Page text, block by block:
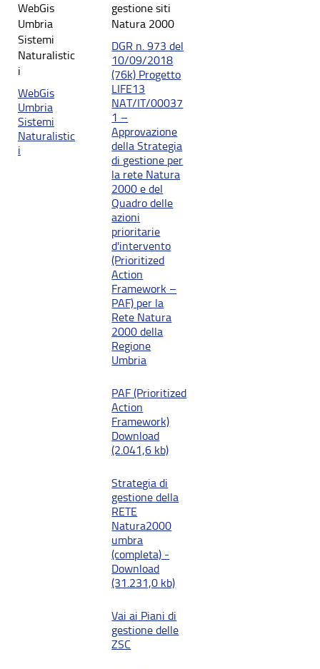
WebGis
Umbria
Sistemi
Naturalistic
i
WebGis
Umbria
Sistemi
Naturalistic
i
gestione siti
Natura 2000
DGR n. 973 del
10/09/2018
(76k) Progetto
LIFE13
NAT/IT/00037
1 –
Approvazione
della Strategia
di gestione per
la rete Natura
2000 e del
Quadro delle
azioni
prioritarie
d'intervento
(Prioritized
Action
Framework –
PAF) per la
Rete Natura
2000 della
Regione
Umbria
PAF (Prioritized
Action
Framework)
Download
(2.041,6 kb)
Strategia di
gestione della
RETE
Natura2000
umbra
(completa) -
Download
(31.231,0 kb)
Vai ai Piani di
gestione delle
ZSC